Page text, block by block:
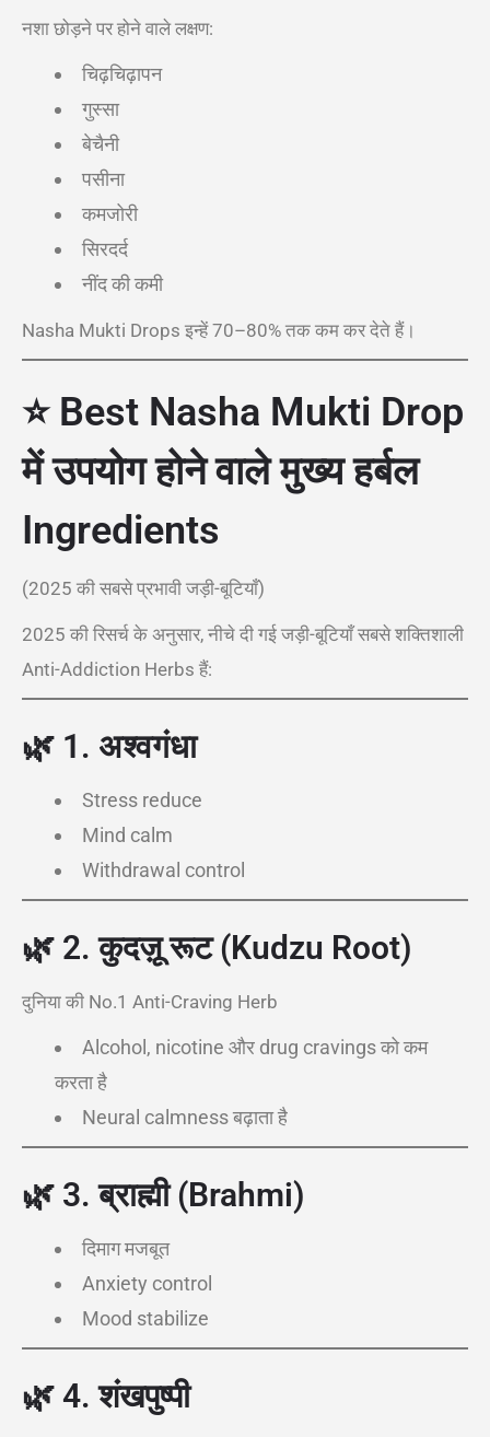
नशा छोड़ने पर होने वाले लक्षण:
चिढ़चिढ़ापन
गुस्सा
बेचैनी
पसीना
कमजोरी
सिरदर्द
नींद की कमी
Nasha Mukti Drops इन्हें 70–80% तक कम कर देते हैं।
⭐ Best Nasha Mukti Drop
में उपयोग होने वाले मुख्य हर्बल
Ingredients
(2025 की सबसे प्रभावी जड़ी-बूटियाँ)
2025 की रिसर्च के अनुसार, नीचे दी गई जड़ी-बूटियाँ सबसे शक्तिशाली
Anti-Addiction Herbs हैं:
🌿 1. अश्वगंधा
Stress reduce
Mind calm
Withdrawal control
🌿 2. कुदज़ू रूट (Kudzu Root)
दुनिया की No.1 Anti-Craving Herb
Alcohol, nicotine और drug cravings को कम
करता है
Neural calmness बढ़ाता है
🌿 3. ब्राह्मी (Brahmi)
दिमाग मजबूत
Anxiety control
Mood stabilize
🌿 4. शंखपुष्पी